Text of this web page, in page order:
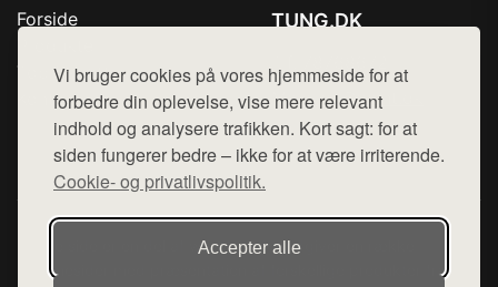
Vi bruger cookies på vores hjemmeside for at
forbedre din oplevelse, vise mere relevant
indhold og analysere trafikken. Kort sagt: for at
siden fungerer bedre – ikke for at være irriterende.
Cookie- og privatlivspolitik.
Accepter alle
Forside
Top Rabatter
Kontakt
TUNG.DK
Mail: hej@want.dk
Cookie- og privatlivspolitik
Denne side er en del af want.dk, der udgiver en række
hjemmesider med præsentation af forskellige produkter fra